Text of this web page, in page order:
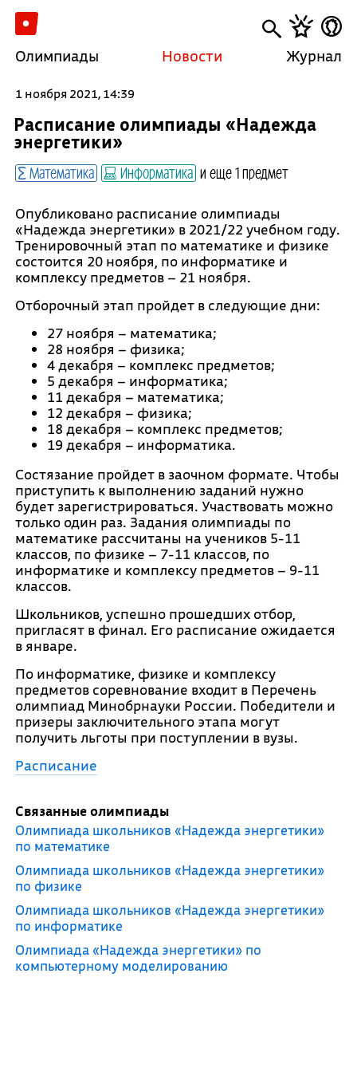
Олимпиады Новости Журнал
1 ноября 2021, 14:39
Расписание олимпиады «Надежда
энергетики»
Математика Информатика и еще 1 предмет
Опубликовано расписание олимпиады
«Надежда энергетики» в 2021/22 учебном году.
Тренировочный этап по математике и физике
состоится 20 ноября, по информатике и
комплексу предметов – 21 ноября.
Отборочный этап пройдет в следующие дни:
27 ноября – математика;
28 ноября – физика;
4 декабря – комплекс предметов;
5 декабря – информатика;
11 декабря – математика;
12 декабря – физика;
18 декабря – комплекс предметов;
19 декабря – информатика.
Состязание пройдет в заочном формате. Чтобы
приступить к выполнению заданий нужно
будет зарегистрироваться. Участвовать можно
только один раз. Задания олимпиады по
математике рассчитаны на учеников 5-11
классов, по физике – 7-11 классов, по
информатике и комплексу предметов – 9-11
классов.
Школьников, успешно прошедших отбор,
пригласят в финал. Его расписание ожидается
в январе.
По информатике, физике и комплексу
предметов соревнование входит в Перечень
олимпиад Минобрнауки России. Победители и
призеры заключительного этапа могут
получить льготы при поступлении в вузы.
Расписание
Связанные олимпиады
Олимпиада школьников «Надежда энергетики»
по математике
Олимпиада школьников «Надежда энергетики»
по физике
Олимпиада школьников «Надежда энергетики»
по информатике
Олимпиада «Надежда энергетики» по
компьютерному моделированию